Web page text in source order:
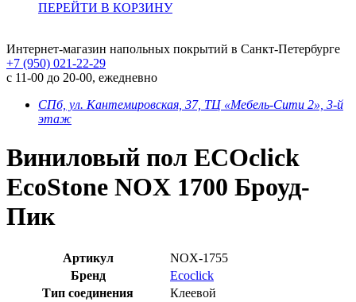
ПЕРЕЙТИ В КОРЗИНУ
Интернет-магазин напольных покрытий в Санкт-Петербурге
+7 (950) 021-22-29
с 11-00 до 20-00, ежедневно
СПб, ул. Кантемировская, 37, ТЦ «Мебель-Сити 2», 3-й
этаж
Виниловый пол ECOclick
EcoStone NOX 1700 Броуд-
Пик
Артикул
NOX-1755
Бренд
Ecoclick
Тип соединения
Клеевой